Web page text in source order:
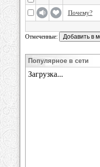
Почему?
Отмеченные:
Популярное в сети